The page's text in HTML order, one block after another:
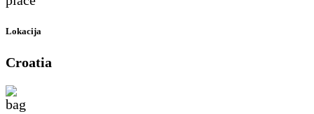
Lokacija
Croatia